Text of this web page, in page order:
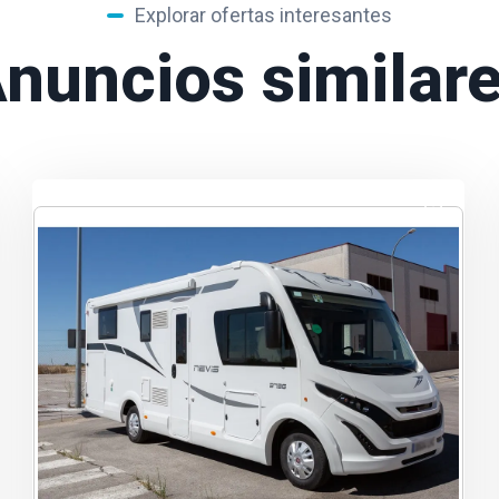
Explorar ofertas interesantes